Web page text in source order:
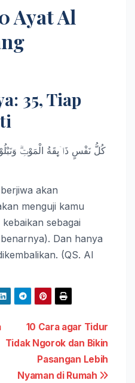
Ayat Al
35, Tiap
كُلُّ نَفْسٍ ذَاۤىِٕقَةُ الْمَوْتِۗ
akan
menguji kamu
sebagai
Dan hanya
(QS. Al
10 Cara agar Tidur
Tidak Ngorok dan Bikin
Pasangan Lebih
Nyaman di Rumah